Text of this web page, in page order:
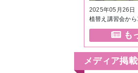
2025年05月26日
植替え講習会か
も
メディア掲